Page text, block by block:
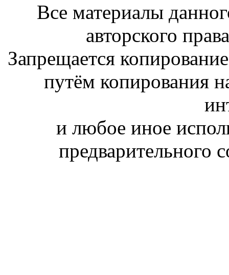
Все материалы
авторского
Запрещается
путём копирования
и любое иное
предварительного